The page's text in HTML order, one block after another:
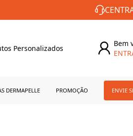
CONSTÂNCIA NO
Personalizados
Bem
DERMAPELLE PROMOÇÃO ENVIE